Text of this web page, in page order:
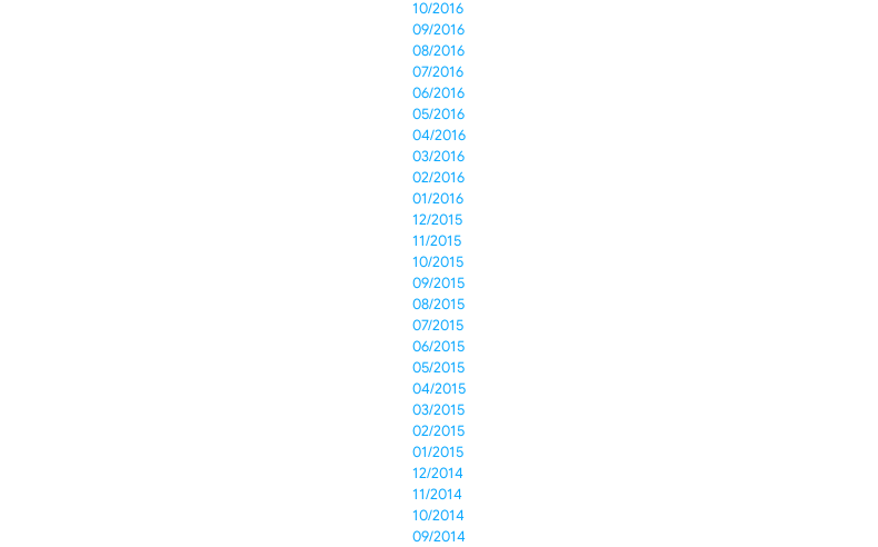
10/2016
09/2016
08/2016
07/2016
06/2016
05/2016
04/2016
03/2016
02/2016
01/2016
12/2015
11/2015
10/2015
09/2015
08/2015
07/2015
06/2015
05/2015
04/2015
03/2015
02/2015
01/2015
12/2014
11/2014
10/2014
09/2014